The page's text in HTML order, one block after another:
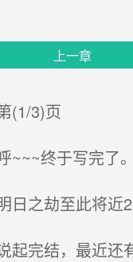
上一章
(1/3)页
终于写完了。
之劫至此将近
起完结，最近还